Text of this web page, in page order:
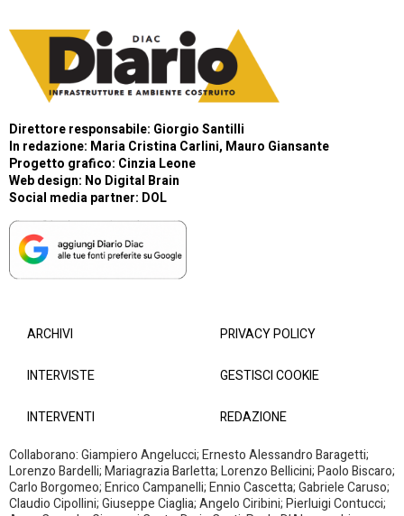
Direttore responsabile: Giorgio Santilli
In redazione: Maria Cristina Carlini, Mauro Giansante
Progetto grafico: Cinzia Leone
Web design: No Digital Brain
Social media partner: DOL
ARCHIVI
INTERVISTE
INTERVENTI
PRIVACY POLICY
GESTISCI COOKIE
REDAZIONE
Collaborano: Giampiero Angelucci; Ernesto Alessandro Baragetti;
Lorenzo Bardelli; Mariagrazia Barletta; Lorenzo Bellicini; Paolo Biscaro;
Carlo Borgomeo; Enrico Campanelli; Ennio Cascetta; Gabriele Caruso;
Claudio Cipollini; Giuseppe Ciaglia; Angelo Ciribini; Pierluigi Contucci;